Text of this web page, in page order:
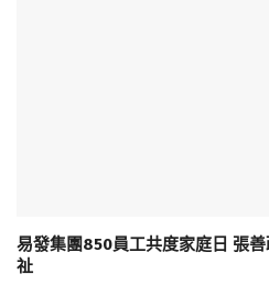
易發集團850員工共度家庭日 張
祉